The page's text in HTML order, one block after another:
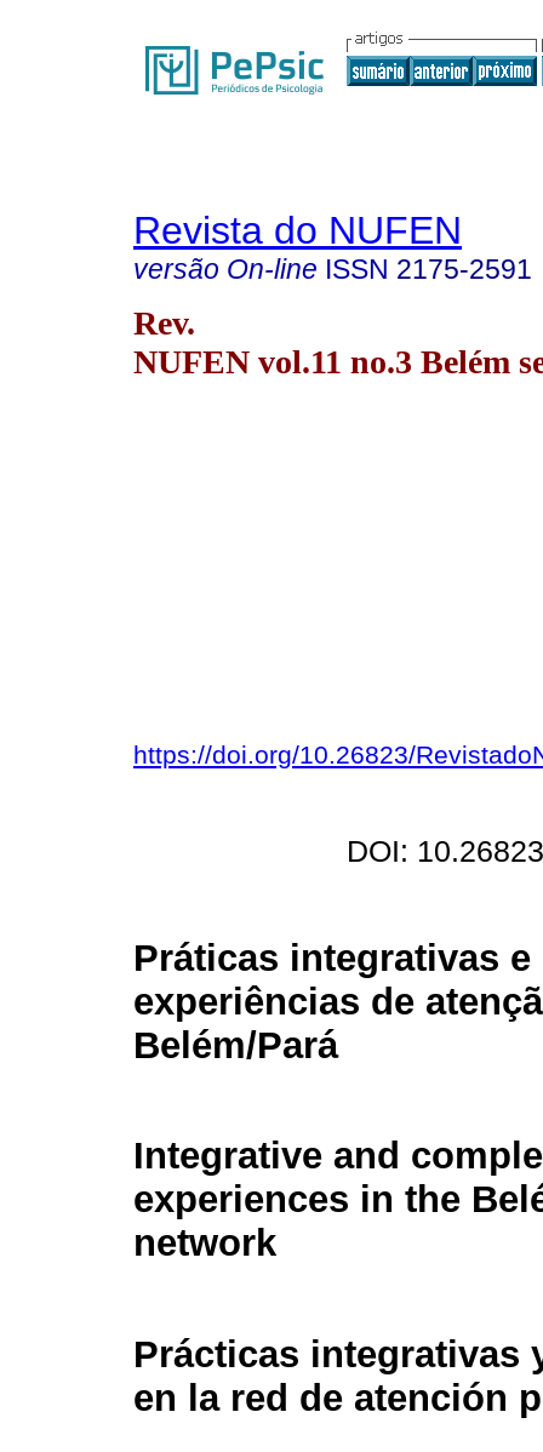
Revista do NUFEN
versão On-line ISSN 2175-2591
Rev.
NUFEN vol.11 no.3 Belém
https://doi.org/10.26823/
DOI:
Práticas integrativas
experiências de
Belém/Pará
Integrative and
experiences in the
network
Prácticas integrativas
en la red de atención